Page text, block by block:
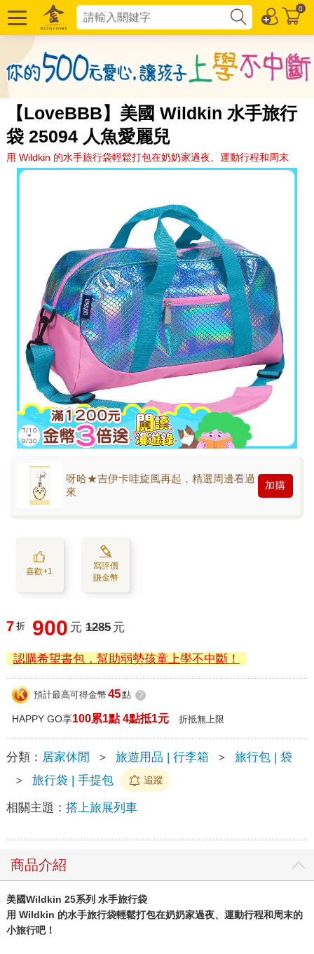
0
【LoveBBB】美國 Wildkin 水手旅行
袋 25094 人魚愛麗兒
用 Wildkin 的水手旅行袋輕鬆打包在奶奶家過夜、運動行程和周末
呀哈★吉伊卡哇旋風再起，精選周邊看過
來
加購
喜歡+1
寫評價
賺金幣
7 折 900 元 1285 元
認購希望書包，幫助弱勢孩童上學不中斷！
預計最高可得金幣 45點 ?
HAPPY GO享100累1點 4點抵1元 折抵無上限
分類： 居家休閒 ＞ 旅遊用品 | 行李箱 ＞
旅行包 | 袋
＞
旅行袋 | 手提包 追蹤
相關主題： 搭上旅展列車
商品介紹
美國Wildkin 25系列 水手旅行袋
用 Wildkin 的水手旅行袋輕鬆打包在奶奶家過夜、運動行程和周末的
小旅行吧！